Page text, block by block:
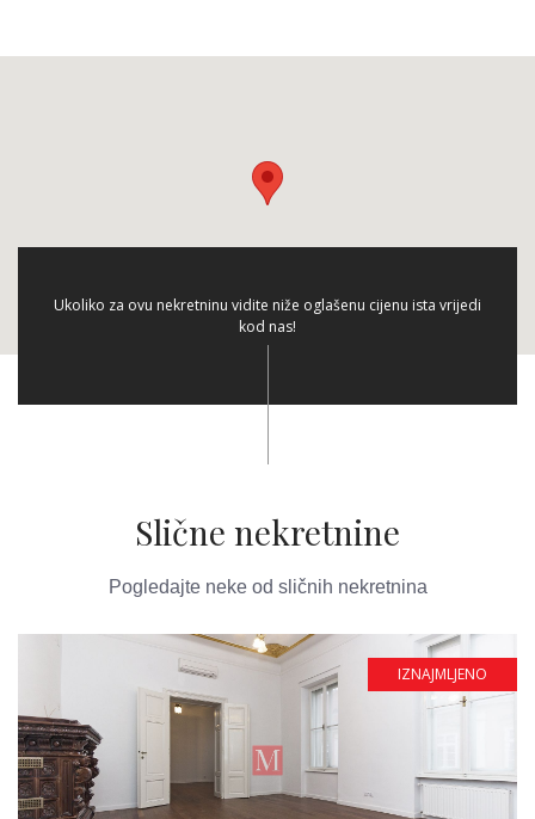
Ukoliko za ovu nekretninu vidite niže oglašenu cijenu ista vrijedi
kod nas!
Slične nekretnine
Pogledajte neke od sličnih nekretnina
IZNAJMLJENO